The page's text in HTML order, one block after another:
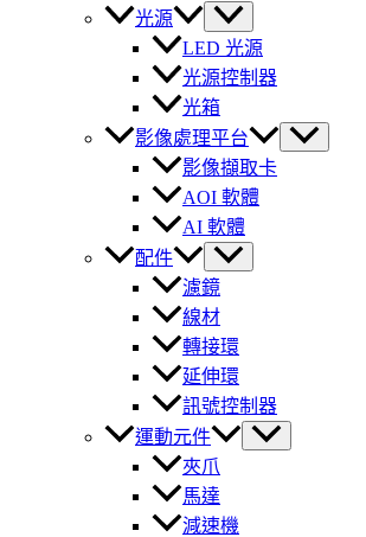
光源
LED 光源
光源控制器
光箱
影像處理平台
影像擷取卡
AOI 軟體
AI 軟體
配件
濾鏡
線材
轉接環
延伸環
訊號控制器
運動元件
夾爪
馬達
減速機